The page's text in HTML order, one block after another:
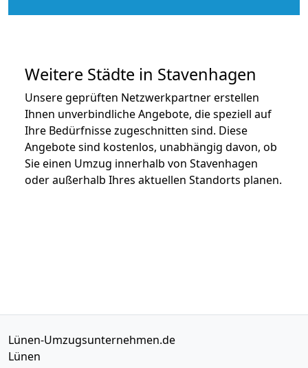
Weitere Städte in Stavenhagen
Unsere geprüften Netzwerkpartner erstellen
Ihnen unverbindliche Angebote, die speziell auf
Ihre Bedürfnisse zugeschnitten sind. Diese
Angebote sind kostenlos, unabhängig davon, ob
Sie einen Umzug innerhalb von Stavenhagen
oder außerhalb Ihres aktuellen Standorts planen.
Lünen-Umzugsunternehmen.de
Lünen